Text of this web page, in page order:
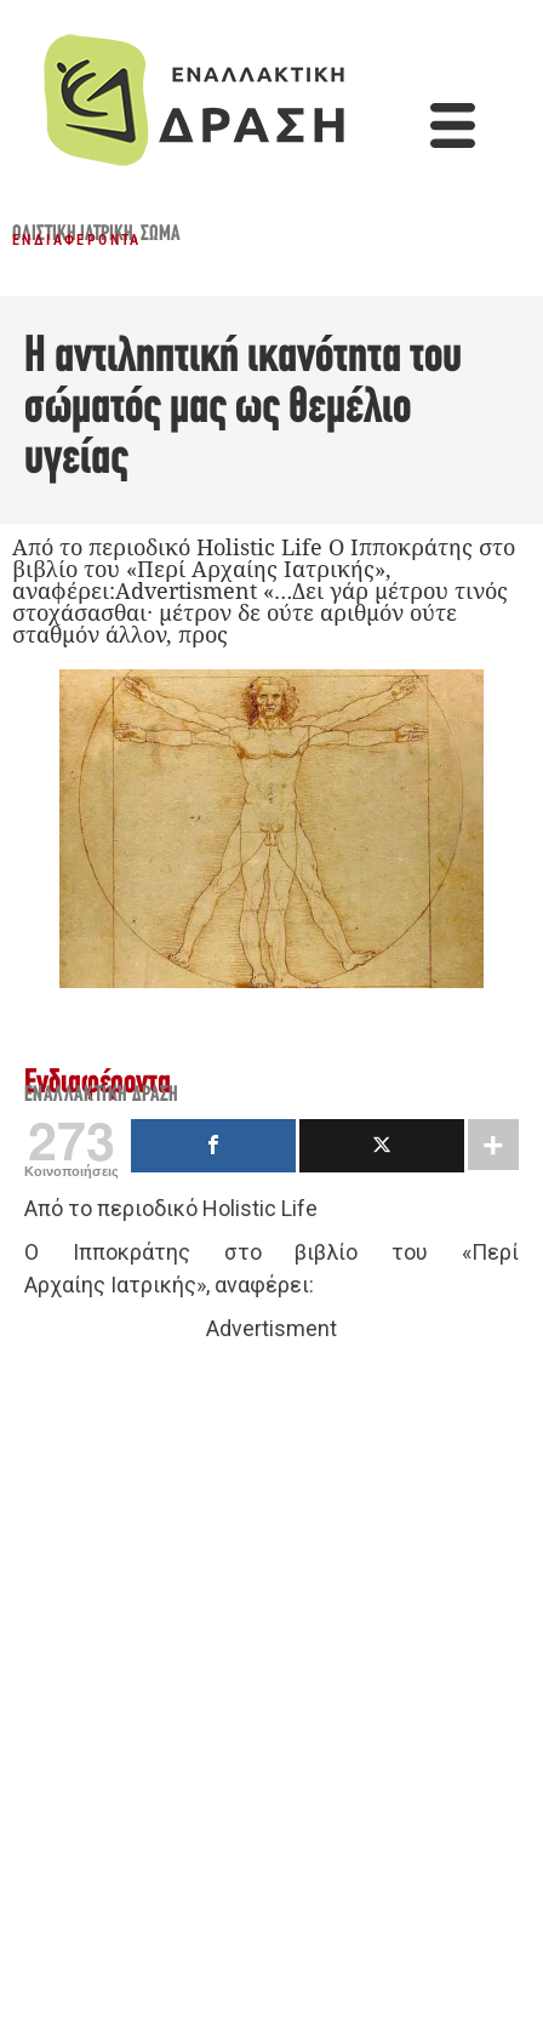
ΟΛΙΣΤΙΚΉ ΙΑΤΡΙΚΉ,ΣΏΜΑ
ΕΝΔΙΑΦΈΡΟΝΤΑ
Η αντιληπτική ικανότητα του
σώματός μας ως θεμέλιο
υγείας
Από το περιοδικό Holistic Life Ο Ιπποκράτης στο
βιβλίο του «Περί Αρχαίης Ιατρικής»,
αναφέρει:Advertisment «…Δει γάρ μέτρου τινός
στοχάσασθαι∙ μέτρον δε ούτε αριθμόν ούτε
σταθμόν άλλον, προς
Ενδιαφέροντα
ΕΝΑΛΛΑΚΤΙΚΉ ΔΡΆΣΗ
273
Κοινοποιήσεις
Από το περιοδικό Holistic Life
Ο Ιπποκράτης στο βιβλίο του «Περί
Αρχαίης Ιατρικής», αναφέρει:
Advertisment